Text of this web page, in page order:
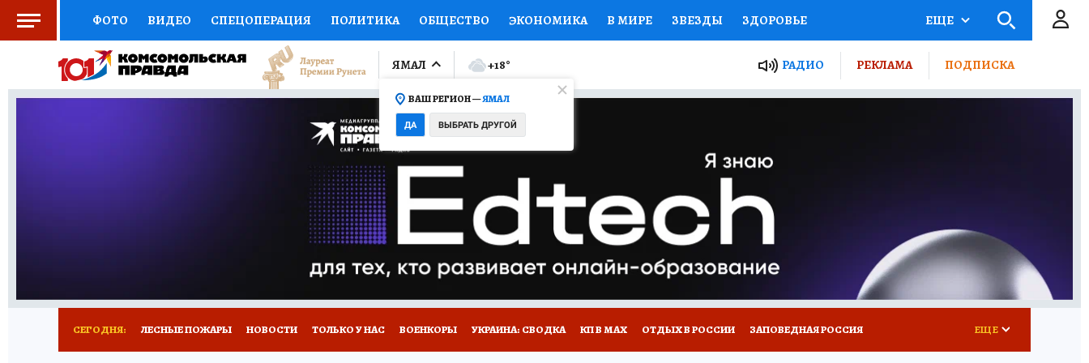
ФОТО ВИДЕО СПЕЦОПЕРАЦИЯ ПОЛИТИКА ОБЩЕСТВО ЭКОНОМИКА В МИРЕ ЗВЕЗДЫ ЗДОРОВЬЕ
СОЦПОДДЕРЖКА НАУКА СПОРТ КОЛУМНИСТЫ ПРОИСШЕСТВИЯ НАЦИОНАЛЬНЫЕ ПРОЕКТЫ РОССИИ
ВЫБОР ЭКСПЕРТОВ ДОКТОР ФИНАНСЫ ОТКРЫВАЕМ МИР СЕМЬЯ ЖЕНСКИЕ СЕКРЕТЫ ПУТЕВОДИТЕЛЬ
ПРОГНОЗЫ НА СПОРТ ПРОМОКОДЫ СЕРИАЛЫ
ТЕЛЕВИЗОР КОЛЛЕКЦИИ КОНКУРСЫ ГИД ПОТРЕБИТЕЛЯ
НОВОЕ НА САЙТЕ
ЕЩЕ
ЯМАЛ
ВАШ РЕГИОН —ЯМАЛ
ДА ВЫБРАТЬ ДРУГОЙ
+18° РАДИО РЕКЛАМА ПОДПИСКА
СЕГОДНЯ: ЛЕСНЫЕ ПОЖАРЫ НОВОСТИ ТОЛЬКО У НАС ВОЕНКОРЫ УКРАИНА: СВОДКА КП В МАХ ОТДЫХ В РОССИИ ЗАПОВЕДНАЯ РОССИЯ ЕЩЕ